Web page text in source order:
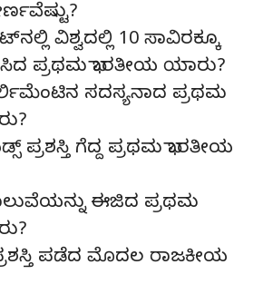
ವಿಶ್ವದಲ್ಲಿ 10 ಸಾವಿರಕ್ಕೂ
ಪ್ರಥಮ ಭಾರತೀಯ ಯಾರು?
ಸದಸ್ಯನಾದ ಪ್ರಥಮ
ಪ್ರಶಸ್ತಿ ಗೆದ್ದ ಪ್ರಥಮ ಭಾರತೀಯ
ಈಜಿದ ಪ್ರಥಮ
ಪ್ರಶಸ್ತಿ ಪಡೆದ ಮೊದಲ ರಾಜಕೀಯ